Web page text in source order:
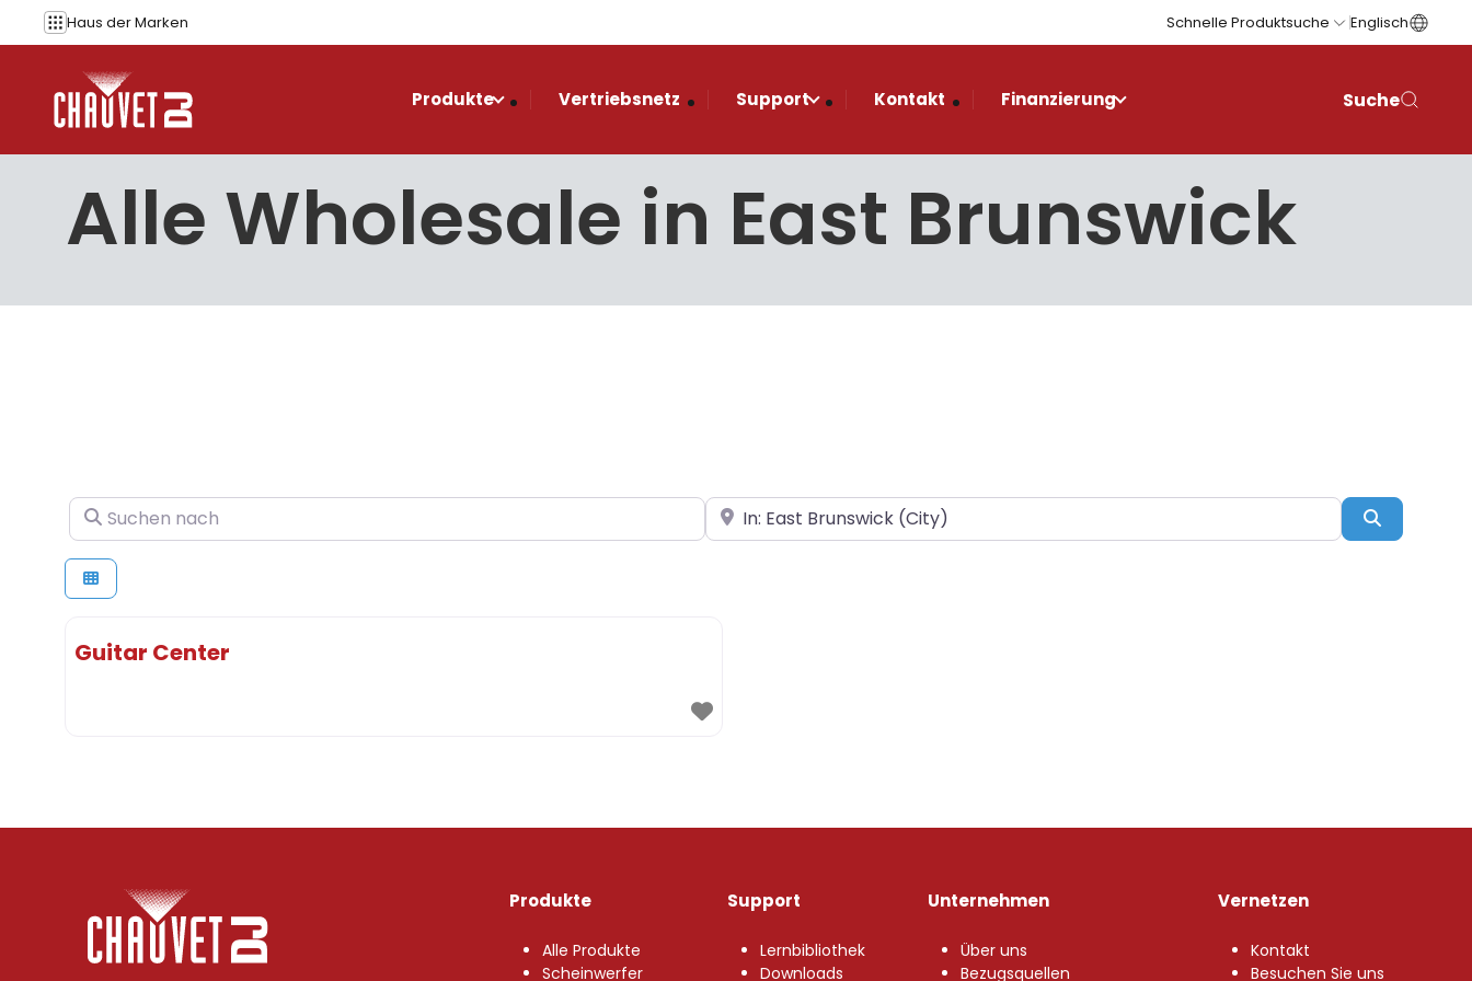
Zum Inhalt springen
Haus derMarken Schnelle Produktsuche Englisch
Produkte Vertriebsnetz Support Kontakt Finanzierung Suche
Alle Wholesale in East Brunswick
Suchen nach In der Nähe Suchen
Guitar Center
Produkte
Alle Produkte
Scheinwerfer
Support
Lernbibliothek
Downloads
Unternehmen
Über uns
Bezugsquellen
Vernetzen
Kontakt
Besuchen Sie uns